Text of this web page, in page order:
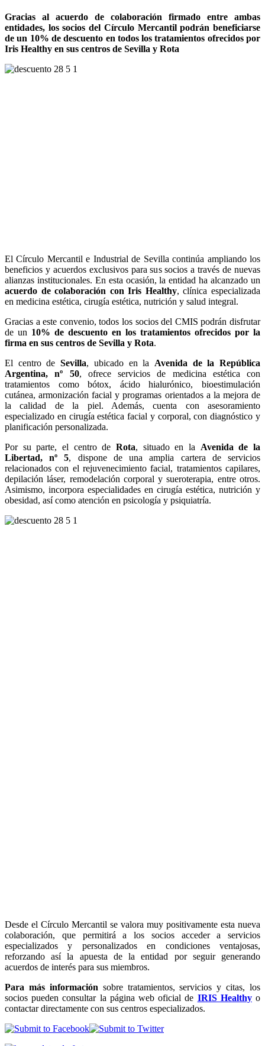
Gracias al acuerdo de colaboración firmado entre ambas
entidades, los socios del Círculo Mercantil podrán beneficiarse
de un 10% de descuento en todos los tratamientos ofrecidos por
Iris Healthy en sus centros de Sevilla y Rota
El Círculo Mercantil e Industrial de Sevilla continúa ampliando los
beneficios y acuerdos exclusivos para sus socios a través de nuevas
alianzas institucionales. En esta ocasión, la entidad ha alcanzado un
acuerdo de colaboración con Iris Healthy, clínica especializada
en medicina estética, cirugía estética, nutrición y salud integral.
Gracias a este convenio, todos los socios del CMIS podrán disfrutar
de un 10% de descuento en los tratamientos ofrecidos por la
firma en sus centros de Sevilla y Rota.
El centro deSevilla, ubicado en la Avenida de la República
Argentina, nº 50, ofrece servicios de medicina estética con
tratamientos como bótox, ácido hialurónico, bioestimulación
cutánea, armonización facial y programas orientados a la mejora de
la calidad de la piel. Además, cuenta con asesoramiento
especializado en cirugía estética facial y corporal, con diagnóstico y
planificación personalizada.
Por su parte, el centro de Rota, situado en la Avenida de la
Libertad, nº 5, dispone de una amplia cartera de servicios
relacionados con el rejuvenecimiento facial, tratamientos capilares,
depilación láser, remodelación corporal y sueroterapia, entre otros.
Asimismo, incorpora especialidades en cirugía estética, nutrición y
obesidad, así como atención en psicología y psiquiatría.
Desde el Círculo Mercantil se valora muy positivamente esta nueva
colaboración, que permitirá a los socios acceder a servicios
especializados y personalizados en condiciones ventajosas,
reforzando así la apuesta de la entidad por seguir generando
acuerdos de interés para sus miembros.
Para más información sobre tratamientos, servicios y citas, los
socios pueden consultar la página web oficial de IRIS Healthyo
contactar directamente con sus centros especializados.